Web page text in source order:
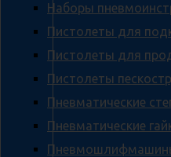
Наборы
Пистолеты для
Пистолеты для
Пистолеты
Пневматические
Пневматические